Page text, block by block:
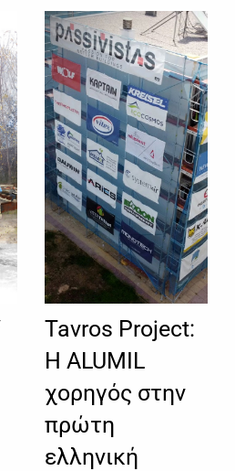
Tavros Project:
Η ALUMIL
χορηγός στην
πρώτη
ελληνική